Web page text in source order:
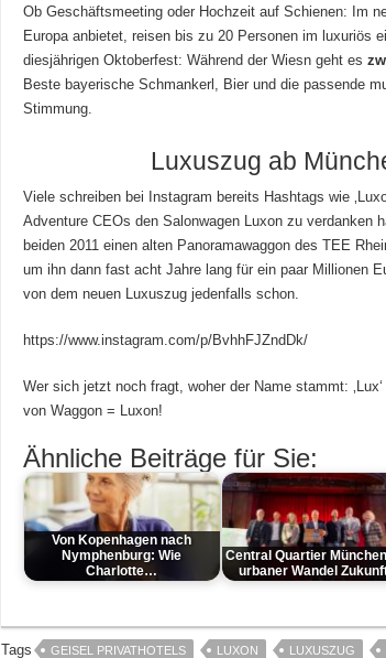
Ob Geschäftsmeeting oder Hochzeit auf Schienen: Im
Europa anbietet, reisen bis zu 20 Personen im luxuriös
diesjährigen Oktoberfest: Während der Wiesn geht es
Beste bayerische Schmankerl, Bier und die passende
Stimmung.
Luxuszug ab
Viele schreiben bei Instagram bereits Hashtags wie
Adventure CEOs den Salonwagen Luxon zu verdanken
beiden 2011 einen alten Panoramawaggon des TEE
um ihn dann fast acht Jahre lang für ein paar Millionen
von dem neuen Luxuszug jedenfalls schon.
https://www.instagram.com/p/BvhhFJZndDk/
Wer sich jetzt noch fragt, woher der Name stammt:
von Waggon = Luxon!
Ähnliche Beiträge für Sie:
Von Kopenhagen nach
Nymphenburg: Wie
Charlotte…
Central Quartier
urbaner Wandel
Tags GEISEL PRIVATHOTELS LUXON LUXUSZUG